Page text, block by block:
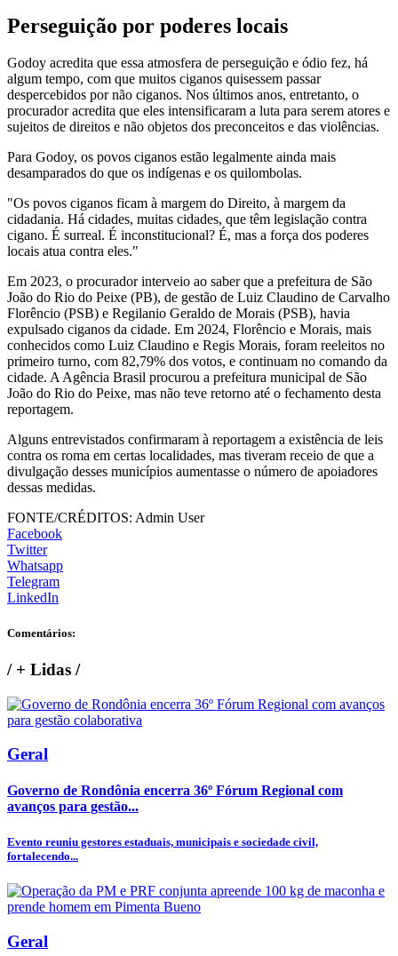
Perseguição por poderes locais
Godoy acredita que essa atmosfera de perseguição e ódio fez, há
algum tempo, com que muitos ciganos quisessem passar
despercebidos por não ciganos. Nos últimos anos, entretanto, o
procurador acredita que eles intensificaram a luta para serem atores e
sujeitos de direitos e não objetos dos preconceitos e das violências.
Para Godoy, os povos ciganos estão legalmente ainda mais
desamparados do que os indígenas e os quilombolas.
"Os povos ciganos ficam à margem do Direito, à margem da
cidadania. Há cidades, muitas cidades, que têm legislação contra
cigano. É surreal. É inconstitucional? É, mas a força dos poderes
locais atua contra eles."
Em 2023, o procurador interveio ao saber que a prefeitura de São
João do Rio do Peixe (PB), de gestão de Luiz Claudino de Carvalho
Florêncio (PSB) e Regilanio Geraldo de Morais (PSB), havia
expulsado ciganos da cidade. Em 2024, Florêncio e Morais, mais
conhecidos como Luiz Claudino e Regis Morais, foram reeleitos no
primeiro turno, com 82,79% dos votos, e continuam no comando da
cidade. A Agência Brasil procurou a prefeitura municipal de São
João do Rio do Peixe, mas não teve retorno até o fechamento desta
reportagem.
Alguns entrevistados confirmaram à reportagem a existência de leis
contra os roma em certas localidades, mas tiveram receio de que a
divulgação desses municípios aumentasse o número de apoiadores
dessas medidas.
FONTE/CRÉDITOS: Admin User
Facebook
Twitter
Whatsapp
Telegram
LinkedIn
Comentários:
/+ Lidas /
Geral
Governo de Rondônia encerra 36º Fórum Regional com
avanços para gestão...
Evento reuniu gestores estaduais, municipais e sociedade civil,
fortalecendo...
Geral